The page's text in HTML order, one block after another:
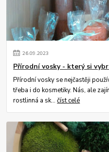
26.09.2023
Přírodní vosky - který si
Přírodní vosky se nejčastěji
třeba i do kosmetiky. Nás, ale
rostlinná a sk...číst celé